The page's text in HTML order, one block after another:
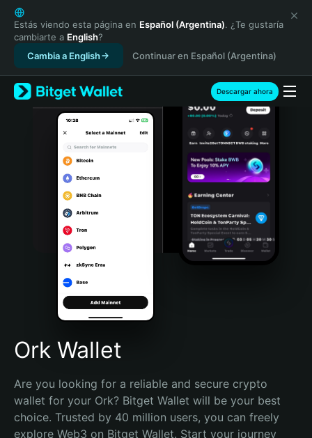
English
日本語
Tiếng Việt
Русский
Español (Latinoamérica)
Türkçe
Italiano
Português (Portugal)
Bahasa Indonesia
Português (Brasil)
Español (Argentina)
Estás viendo esta página en Español (Argentina). ¿Te gustaría
cambiarte a English?
Cambia a English
Continuar en Español (Argentina)
Descargar ahora
Ork Wallet
Are you looking for a reliable and secure crypto
wallet for your Ork? Bitget Wallet will be your best
choice. Trusted by 40 million users, you can freely
explore Web3 on Bitget Wallet. Start your journey